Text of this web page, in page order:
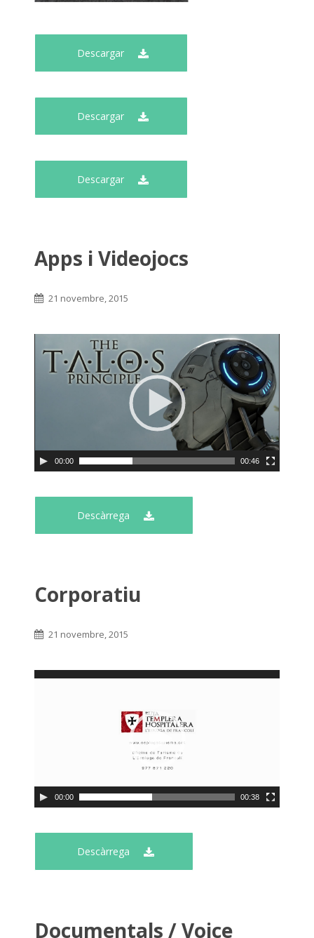
Descargar
Descargar
Descargar
Apps i Videojocs
21 novembre, 2015
00:00 00:46
Descàrrega
Corporatiu
21 novembre, 2015
00:00 00:38
Descàrrega
Documentals / Voice